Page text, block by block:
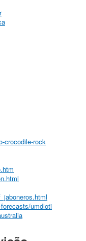
crocodile-rock
umdloti